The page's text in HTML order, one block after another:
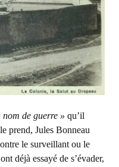
nom de guerre » qu’il
prend, Jules Bonneau
le surveillant ou le
déjà essayé de s’évader,